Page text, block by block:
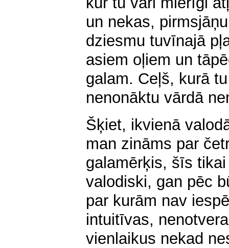
un nekas,
dziesmu tuvīnajā
asiem oļiem un
galam. Ceļš, kurā
nenonāktu vārdā
Šķiet, ikvienā
man zināms par
galamērķis, šīs
valodiski, gan pēc
par kurām nav
intuitīvas,
vienlaikus nekad